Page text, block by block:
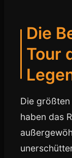
Die
Tour
Die
haben das